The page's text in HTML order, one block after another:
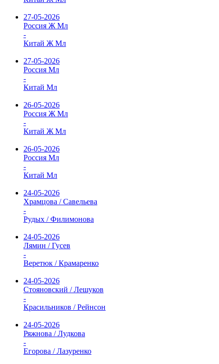
27-05-2026
Россия Ж Мл
-
Китай Ж Мл
27-05-2026
Россия Мл
-
Китай Мл
26-05-2026
Россия Ж Мл
-
Китай Ж Мл
26-05-2026
Россия Мл
-
Китай Мл
24-05-2026
Храмцова / Савельева
-
Рудых / Филимонова
24-05-2026
Лямин / Гусев
-
Веретюк / Крамаренко
24-05-2026
Стояновский / Лешуков
-
Красильников / Рейнсон
24-05-2026
Ряжнова / Лудкова
-
Егорова / Лазуренко